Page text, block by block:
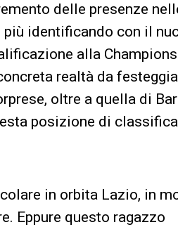
delle presenze
identificando con il
alla Champions
realtà da
oltre a quella di
posizione di
in orbita Lazio, in
Eppure questo ragazzo